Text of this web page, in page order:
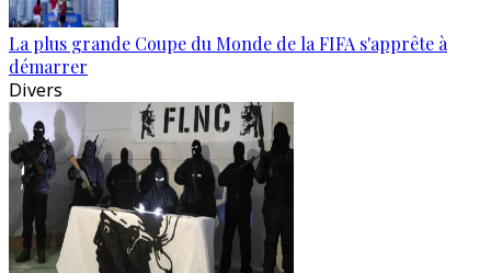
La plus grande Coupe du Monde de la FIFA s'apprête à
démarrer
Divers